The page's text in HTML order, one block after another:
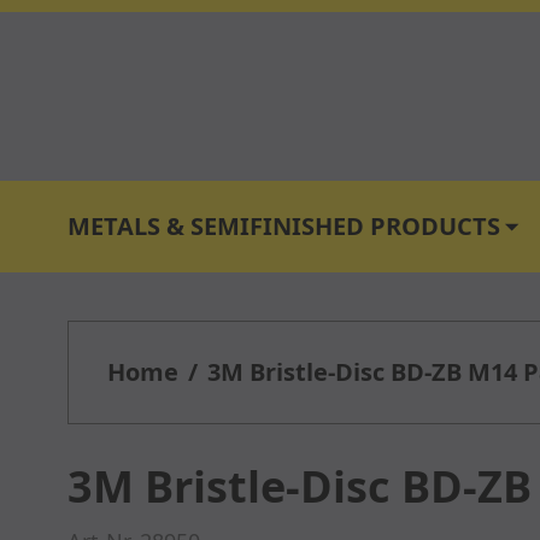
Skip to Content
METALS & SEMIFINISHED PRODUCTS
Home / 3M Bristle-Disc BD-ZB M14
3M Bristle-Disc BD-